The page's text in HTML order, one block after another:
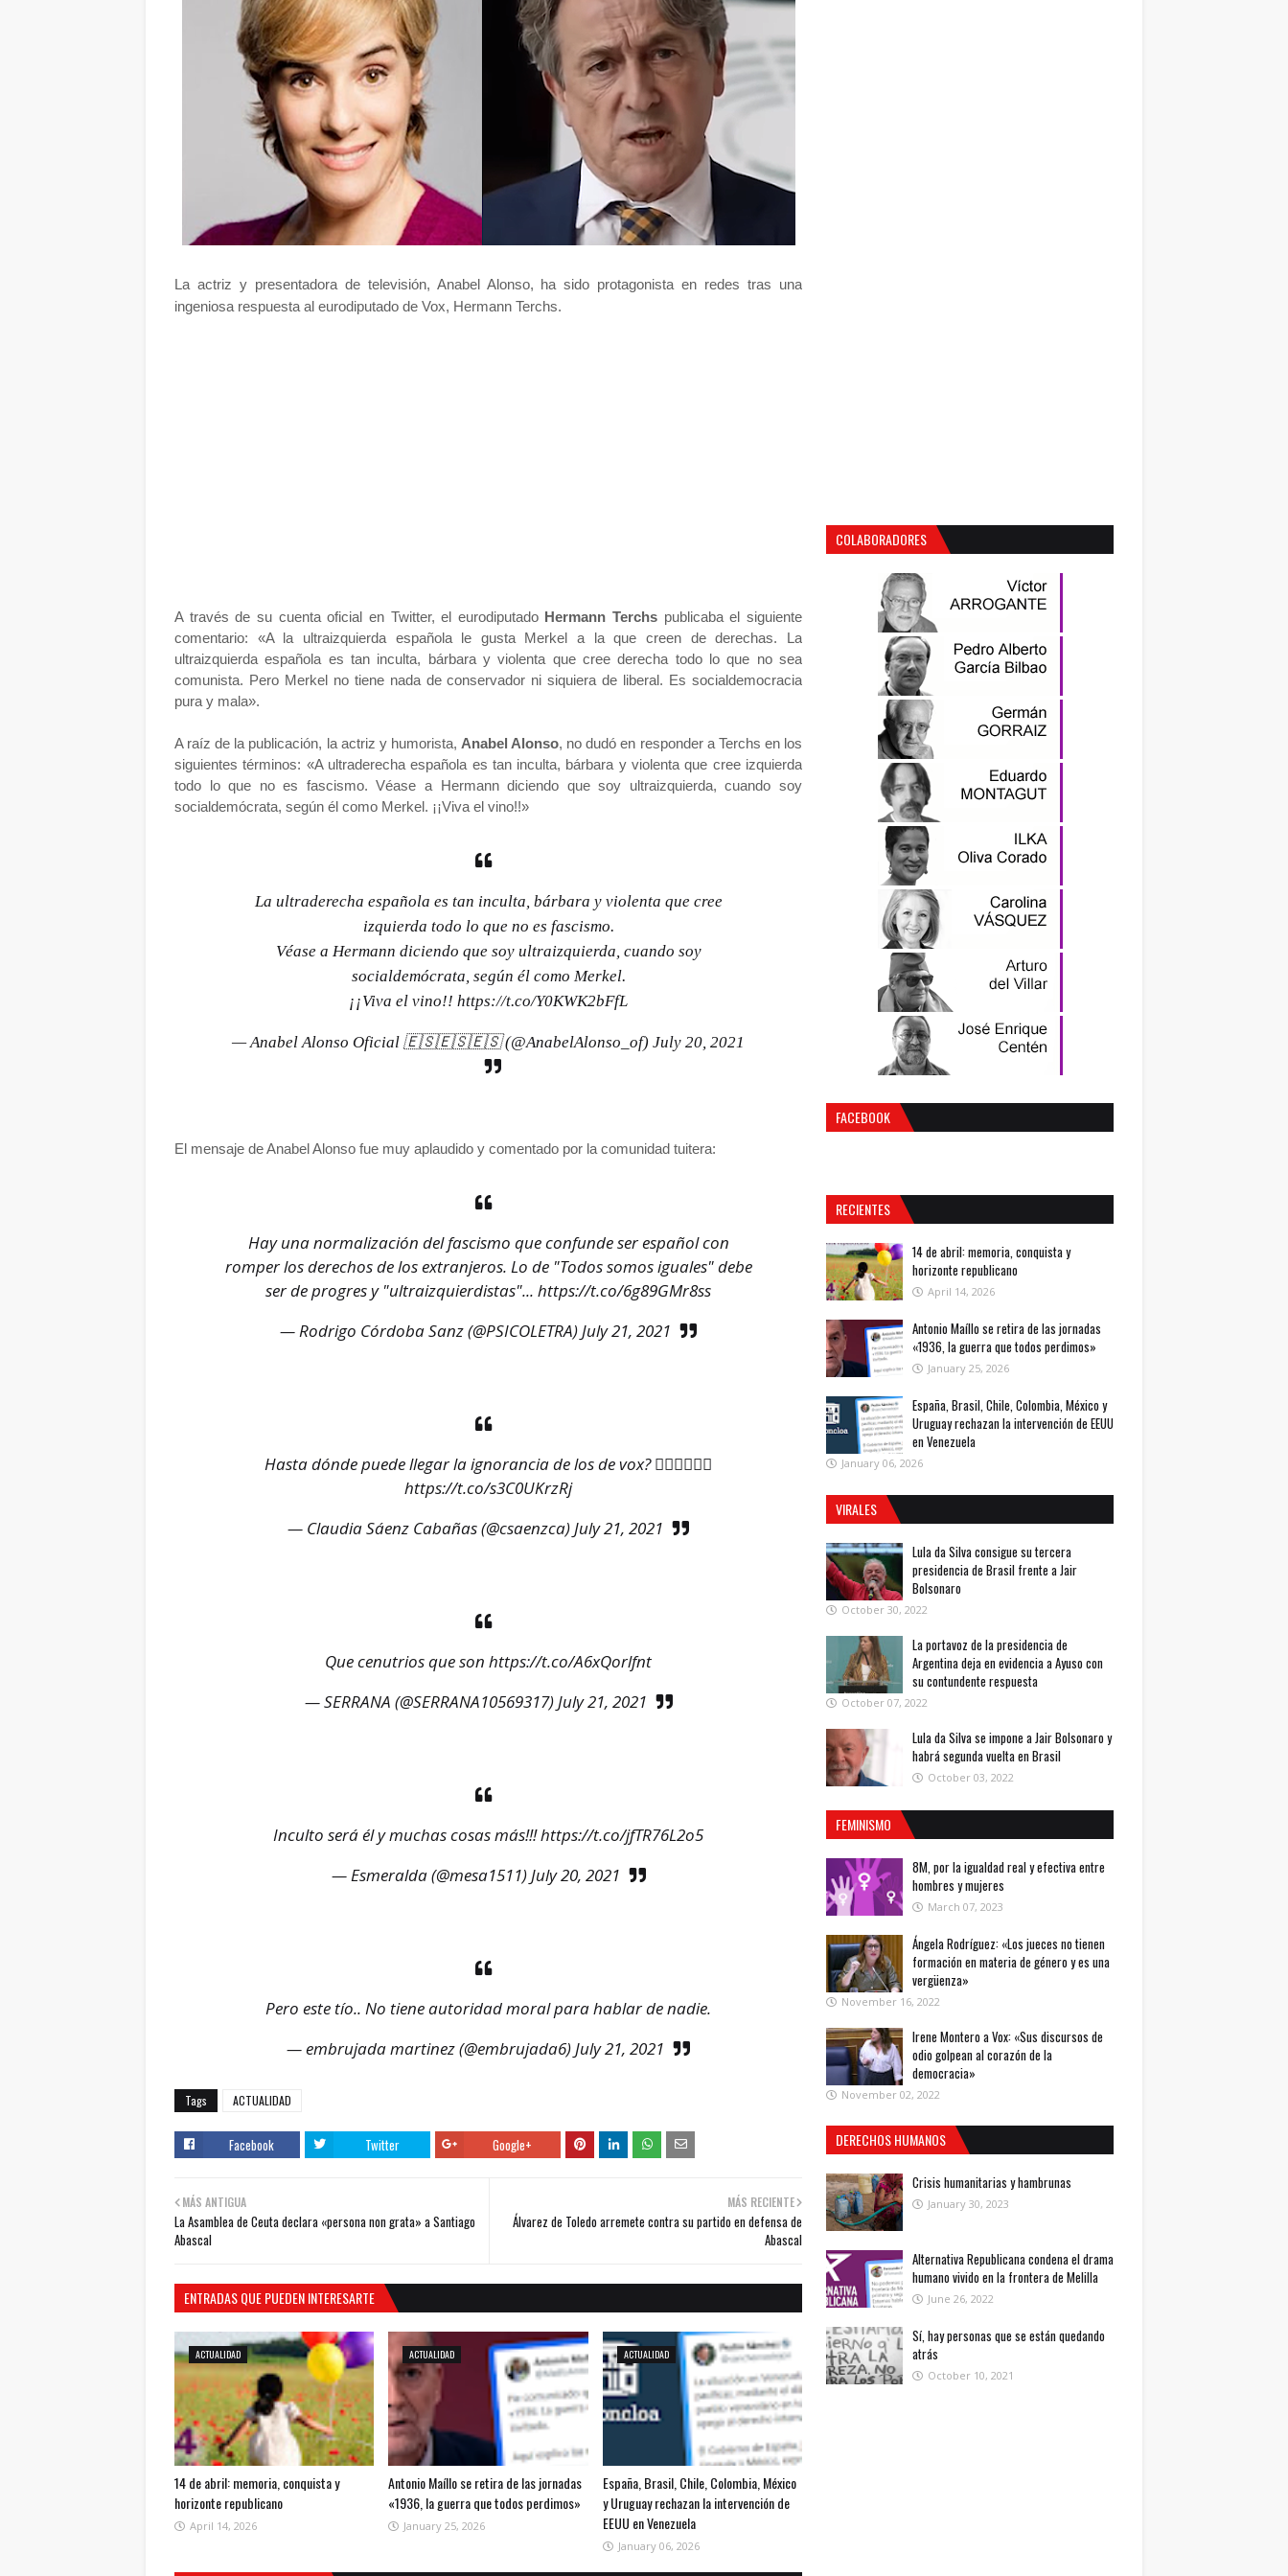
La actriz y presentadora de televisión, Anabel Alonso, ha sido protagonista en redes tras una
ingeniosa respuesta al eurodiputado de Vox, Hermann Terchs.
A través de su cuenta oficial en Twitter, el eurodiputado Hermann Terchs publicaba el siguiente
comentario: «A la ultraizquierda española le gusta Merkel a la que creen de derechas. La
ultraizquierda española es tan inculta, bárbara y violenta que cree derecha todo lo que no sea
comunista. Pero Merkel no tiene nada de conservador ni siquiera de liberal. Es socialdemocracia
pura y mala».
A raíz de la publicación, la actriz y humorista, Anabel Alonso, no dudó en responder a Terchs en los
siguientes términos: «A ultraderecha española es tan inculta, bárbara y violenta que cree izquierda
todo lo que no es fascismo. Véase a Hermann diciendo que soy ultraizquierda, cuando soy
socialdemócrata, según él como Merkel. ¡¡Viva el vino!!»
La ultraderecha española es tan inculta, bárbara y violenta que cree
izquierda todo lo que no es fascismo.
Véase a Hermann diciendo que soy ultraizquierda, cuando soy
socialdemócrata, según él como Merkel.
¡¡Viva el vino!! https://t.co/Y0KWK2bFfL
— Anabel Alonso Oficial 🇪🇸🇪🇸🇪🇸 (@AnabelAlonso_of) July 20, 2021
El mensaje de Anabel Alonso fue muy aplaudido y comentado por la comunidad tuitera:
Hay una normalización del fascismo que confunde ser español con
romper los derechos de los extranjeros. Lo de "Todos somos iguales" debe
ser de progres y "ultraizquierdistas"... https://t.co/6g89GMr8ss
— Rodrigo Córdoba Sanz (@PSICOLETRA)July 21, 2021
Hasta dónde puede llegar la ignorancia de los de vox? 🤦‍♀️🤦‍♀️🤦‍♀️
https://t.co/s3C0UKrzRj
— Claudia Sáenz Cabañas (@csaenzca)July 21, 2021
Que cenutrios que son https://t.co/A6xQorlfnt
— SERRANA (@SERRANA10569317)July 21, 2021
Inculto será él y muchas cosas más!!!https://t.co/jfTR76L2o5
— Esmeralda (@mesa1511)July 20, 2021
Pero este tío.. No tiene autoridad moral para hablar de nadie.
— embrujada martinez (@embrujada6)July 21, 2021
Tags ACTUALIDAD
Facebook Twitter Google+
MÁS RECIENTE
Álvarez de Toledo arremete contra su partido en defensa de
Abascal
MÁS ANTIGUA
La Asamblea de Ceuta declara «persona non grata» a Santiago
Abascal
ENTRADAS QUE PUEDEN INTERESARTE
ACTUALIDAD
14 de abril: memoria, conquista y
horizonte republicano
April 14, 2026
ACTUALIDAD
Antonio Maíllo se retira de las jornadas
«1936, la guerra que todos perdimos»
January 25, 2026
ACTUALIDAD
España, Brasil, Chile, Colombia, México
y Uruguay rechazan la intervención de
EEUU en Venezuela
January 06, 2026
COLABORADORES
FACEBOOK
RECIENTES
14 de abril: memoria, conquista y
horizonte republicano
April 14, 2026
Antonio Maíllo se retira de las jornadas
«1936, la guerra que todos perdimos»
January 25, 2026
España, Brasil, Chile, Colombia, México y
Uruguay rechazan la intervención de EEUU
en Venezuela
January 06, 2026
VIRALES
Lula da Silva consigue su tercera
presidencia de Brasil frente a Jair
Bolsonaro
October 30, 2022
La portavoz de la presidencia de
Argentina deja en evidencia a Ayuso con
su contundente respuesta
October 07, 2022
Lula da Silva se impone a Jair Bolsonaro y
habrá segunda vuelta en Brasil
October 03, 2022
FEMINISMO
8M, por la igualdad real y efectiva entre
hombres y mujeres
March 07, 2023
Ángela Rodríguez: «Los jueces no tienen
formación en materia de género y es una
vergüenza»
November 16, 2022
Irene Montero a Vox: «Sus discursos de
odio golpean al corazón de la
democracia»
November 02, 2022
DERECHOS HUMANOS
Crisis humanitarias y hambrunas
January 30, 2023
Alternativa Republicana condena el drama
humano vivido en la frontera de Melilla
June 26, 2022
Sí, hay personas que se están quedando
atrás
October 10, 2021